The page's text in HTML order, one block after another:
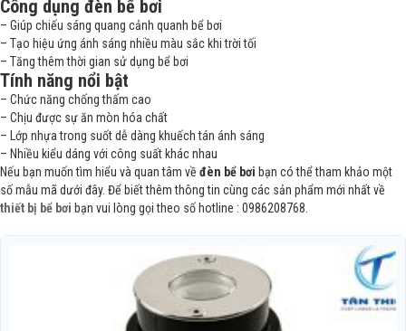
Công dụng đèn bể bơi
– Giúp chiếu sáng quang cảnh quanh bể bơi
– Tạo hiệu ứng ánh sáng nhiều màu sắc khi trời tối
– Tăng thêm thời gian sử dụng bể bơi
Tính năng nổi bật
– Chức năng chống thấm cao
– Chịu được sự ăn mòn hóa chất
– Lớp nhựa trong suốt dễ dàng khuếch tán ánh sáng
– Nhiều kiểu dáng với công suất khác nhau
Nếu bạn muốn tìm hiểu và quan tâm về đèn bể bơi bạn có thể tham khảo một
số mẫu mã dưới đây. Để biết thêm thông tin cùng các sản phẩm mới nhất về
thiết bị bể bơi bạn vui lòng gọi theo số hotline : 0986208768.